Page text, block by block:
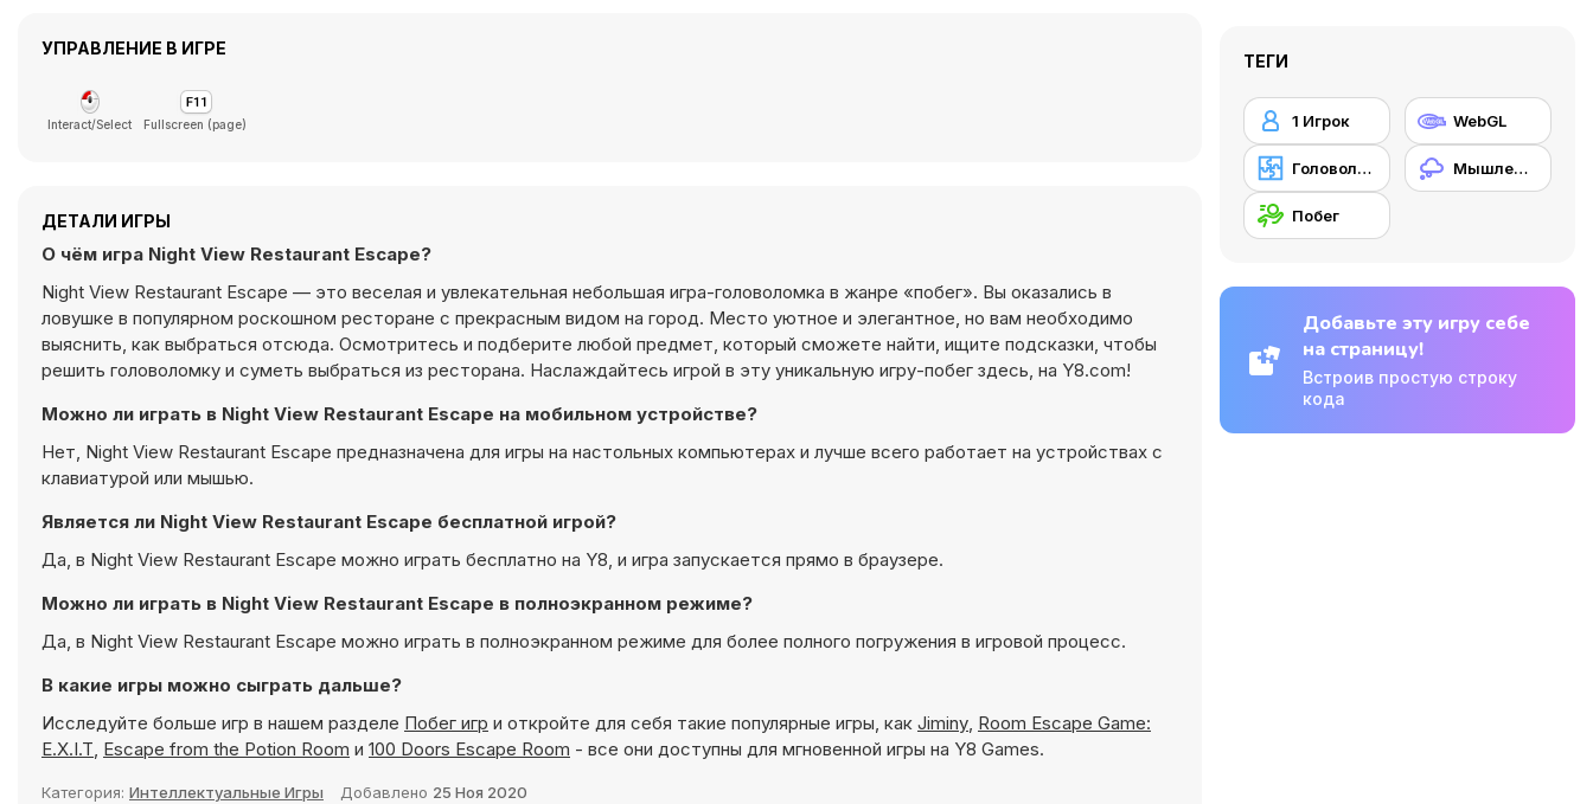
УПРАВЛЕНИЕ В ИГРЕ
Interact/Select Fullscreen (page)
ДЕТАЛИ ИГРЫ
О чём игра Night View Restaurant Escape?
Night View Restaurant Escape — это веселая и увлекательная небольшая игра-головоломка в жанре «побег». Вы оказались в
ловушке в популярном роскошном ресторане с прекрасным видом на город. Место уютное и элегантное, но вам необходимо
выяснить, как выбраться отсюда. Осмотритесь и подберите любой предмет, который сможете найти, ищите подсказки, чтобы
решить головоломку и суметь выбраться из ресторана. Наслаждайтесь игрой в эту уникальную игру-побег здесь, на Y8.com!
Можно ли играть в Night View Restaurant Escape на мобильном устройстве?
Нет, Night View Restaurant Escape предназначена для игры на настольных компьютерах и лучше всего работает на устройствах с
клавиатурой или мышью.
Является ли Night View Restaurant Escape бесплатной игрой?
Да, в Night View Restaurant Escape можно играть бесплатно на Y8, и игра запускается прямо в браузере.
Можно ли играть в Night View Restaurant Escape в полноэкранном режиме?
Да, в Night View Restaurant Escape можно играть в полноэкранном режиме для более полного погружения в игровой процесс.
В какие игры можно сыграть дальше?
Исследуйте больше игр в нашем разделе Побег игр и откройте для себя такие популярные игры, как Jiminy, Room Escape Game:
E.X.I.T, Escape from the Potion Room и 100 Doors Escape Room - все они доступны для мгновенной игры на Y8 Games.
Категория: Интеллектуальные Игры Добавлено 25 Ноя 2020
ТЕГИ
1 Игрок WebGL
Головоломка Мышление
Побег
Добавьте эту игру себе
на страницу!
Встроив простую строку
кода